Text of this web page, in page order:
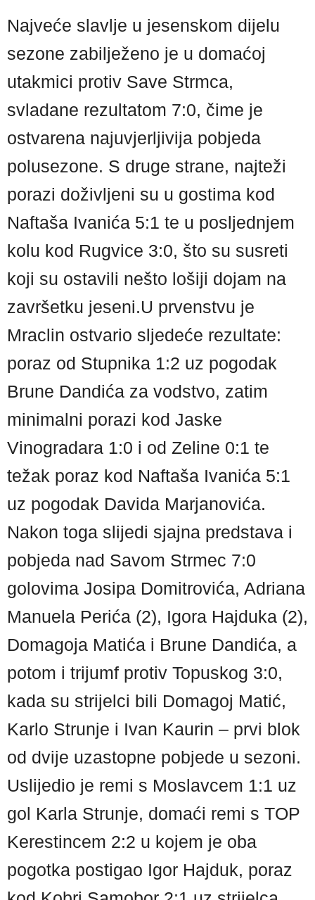
Najveće slavlje u jesenskom dijelu
sezone zabilježeno je u domaćoj
utakmici protiv Save Strmca,
svladane rezultatom 7:0, čime je
ostvarena najuvjerljivija pobjeda
polusezone. S druge strane, najteži
porazi doživljeni su u gostima kod
Naftaša Ivanića 5:1 te u posljednjem
kolu kod Rugvice 3:0, što su susreti
koji su ostavili nešto lošiji dojam na
završetku jeseni.U prvenstvu je
Mraclin ostvario sljedeće rezultate:
poraz od Stupnika 1:2 uz pogodak
Brune Dandića za vodstvo, zatim
minimalni porazi kod Jaske
Vinogradara 1:0 i od Zeline 0:1 te
težak poraz kod Naftaša Ivanića 5:1
uz pogodak Davida Marjanovića.
Nakon toga slijedi sjajna predstava i
pobjeda nad Savom Strmec 7:0
golovima Josipa Domitrovića, Adriana
Manuela Perića (2), Igora Hajduka (2),
Domagoja Matića i Brune Dandića, a
potom i trijumf protiv Topuskog 3:0,
kada su strijelci bili Domagoj Matić,
Karlo Strunje i Ivan Kaurin – prvi blok
od dvije uzastopne pobjede u sezoni.
Uslijedio je remi s Moslavcem 1:1 uz
gol Karla Strunje, domaći remi s TOP
Kerestincem 2:2 u kojem je oba
pogotka postigao Igor Hajduk, poraz